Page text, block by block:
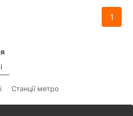
1
Станції метро